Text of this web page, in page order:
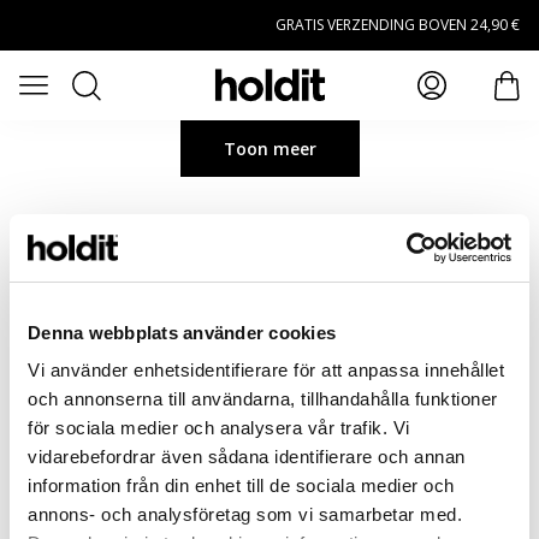
Denna webbplats använder cookies
Vi använder enhetsidentifierare för att anpassa innehållet
och annonserna till användarna, tillhandahålla funktioner
för sociala medier och analysera vår trafik. Vi
vidarebefordrar även sådana identifierare och annan
information från din enhet till de sociala medier och
annons- och analysföretag som vi samarbetar med.
GRATIS VERZENDING BOVEN 24,90 €
Open menuZoeken
Toon meer